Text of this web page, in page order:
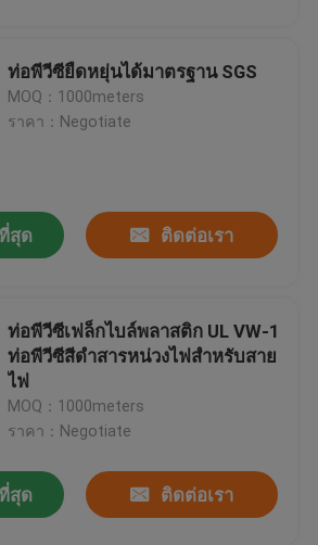
ท่อพีวีซียืดหยุ่นได้มาตรฐาน SGS
MOQ：1000meters
ราคา：Negotiate
สุด ติดต่อเรา
ท่อพีวีซีเฟล็กไบล์พลาสติก UL VW-1
ท่อพีวีซีสีดำสารหน่วงไฟสำหรับสาย
ไฟ
MOQ：1000meters
ราคา：Negotiate
สุด ติดต่อเรา